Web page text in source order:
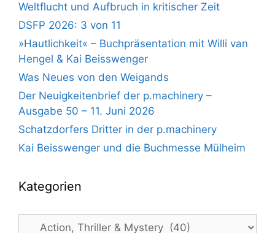
Weltflucht und Aufbruch in kritischer Zeit
DSFP 2026: 3 von 11
»Hautlichkeit« – Buchpräsentation mit Willi van
Hengel & Kai Beisswenger
Was Neues von den Weigands
Der Neuigkeitenbrief der p.machinery –
Ausgabe 50 – 11. Juni 2026
Schatzdorfers Dritter in der p.machinery
Kai Beisswenger und die Buchmesse Mülheim
Kategorien
Kategorien